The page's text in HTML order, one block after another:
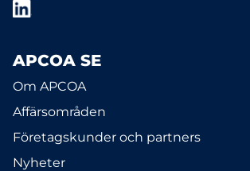
APCOA SE
Om APCOA
Affärsområden
Företagskunder och partners
Nyheter